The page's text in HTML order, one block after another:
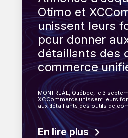
Otimo et
unissent leurs
pour donner
détaillants des
commerce
MONTRÉAL, Québec, le 3
XCCommerce unissent leurs
aux détaillants des outils de
En lire plus